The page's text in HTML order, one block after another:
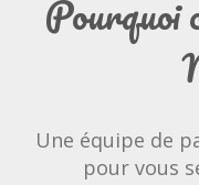
Pourquoi
Une équipe de
pour vous